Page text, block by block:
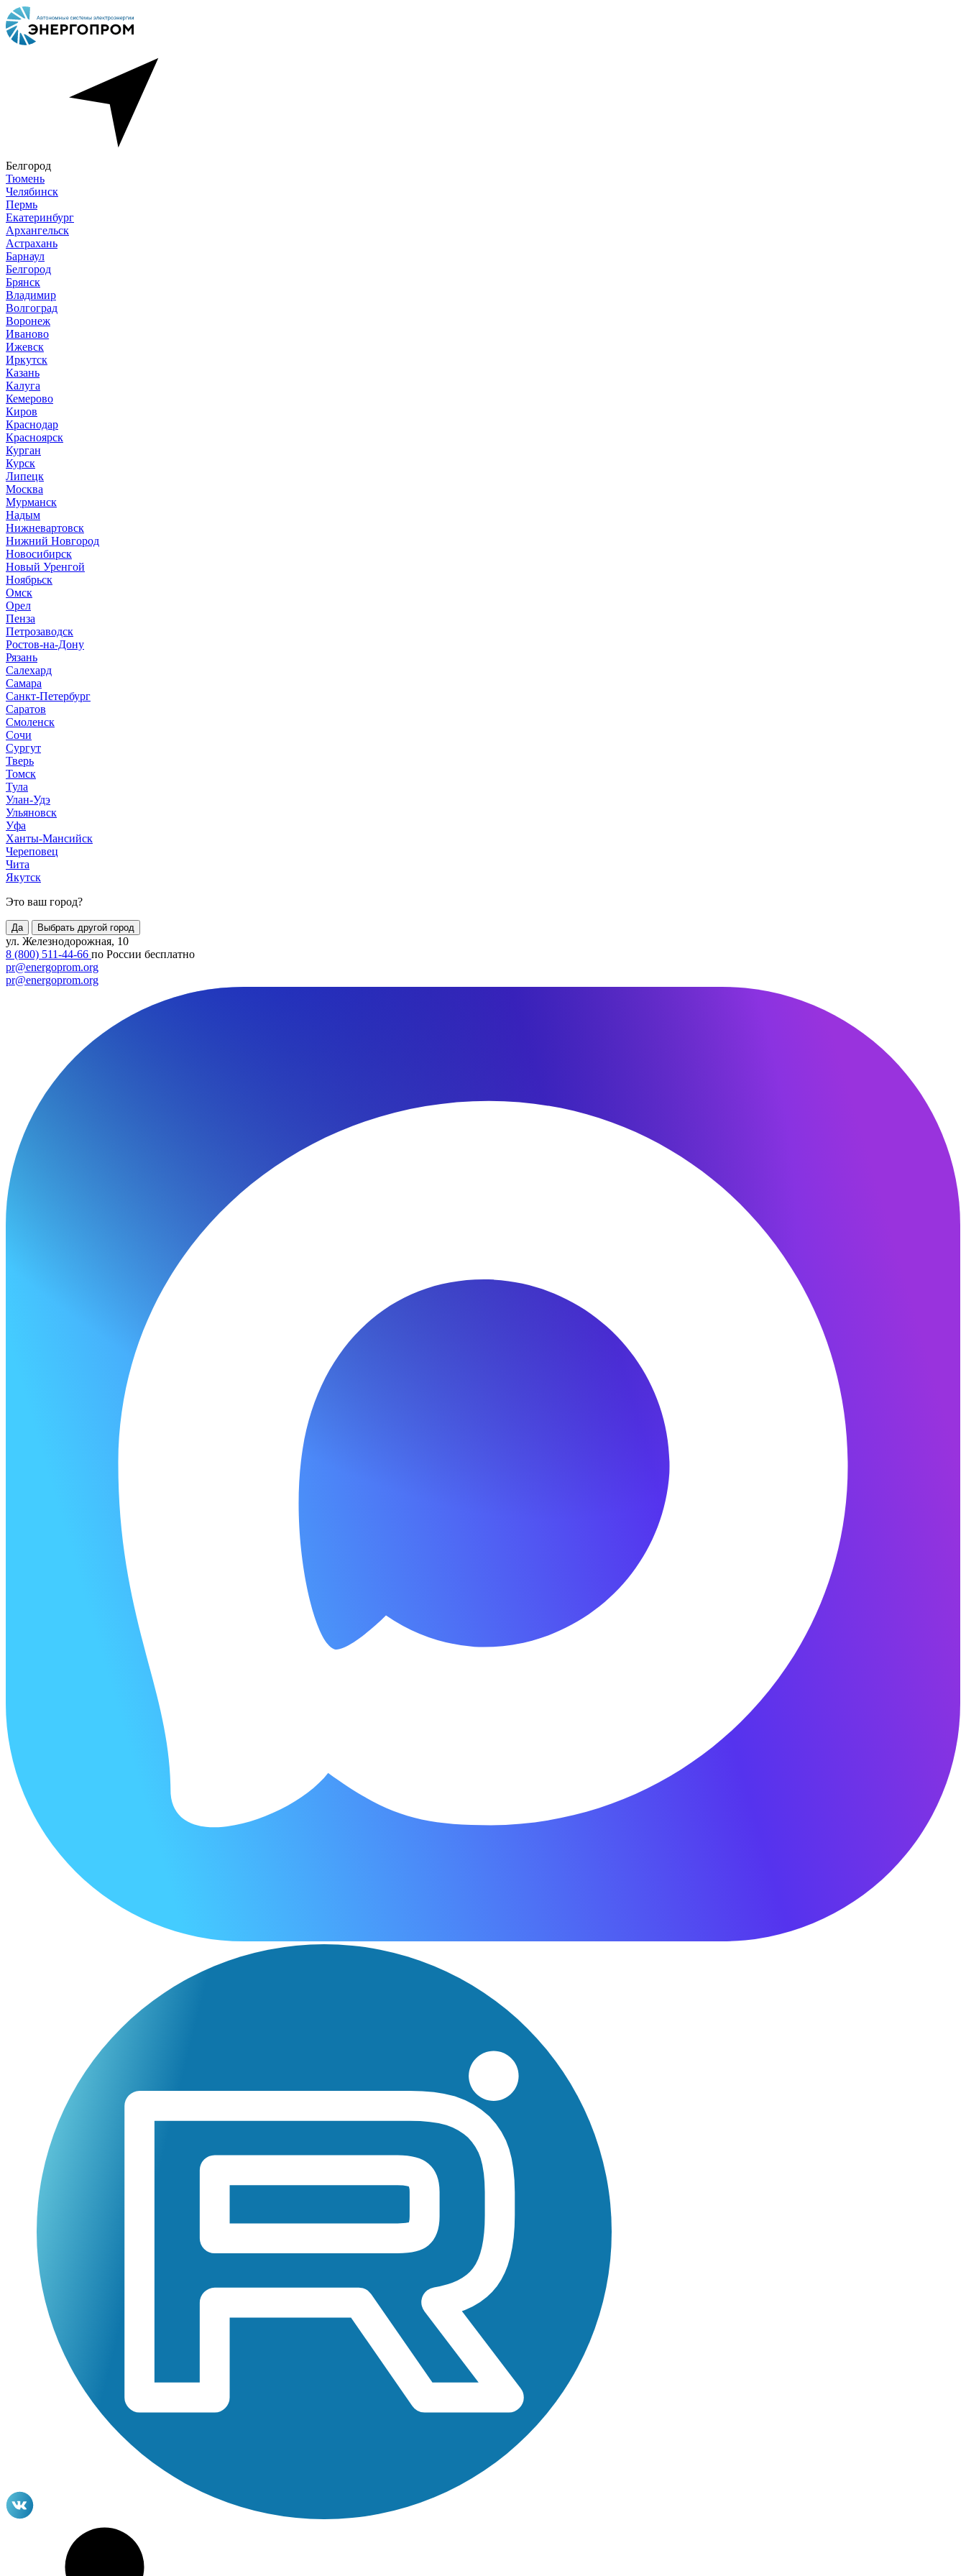
Белгород
Тюмень
Челябинск
Пермь
Екатеринбург
Архангельск
Астрахань
Барнаул
Белгород
Брянск
Владимир
Волгоград
Воронеж
Иваново
Ижевск
Иркутск
Казань
Калуга
Кемерово
Киров
Краснодар
Красноярск
Курган
Курск
Липецк
Москва
Мурманск
Надым
Нижневартовск
Нижний Новгород
Новосибирск
Новый Уренгой
Ноябрьск
Омск
Орел
Пенза
Петрозаводск
Ростов-на-Дону
Рязань
Салехард
Самара
Санкт-Петербург
Саратов
Смоленск
Сочи
Сургут
Тверь
Томск
Тула
Улан-Удэ
Ульяновск
Уфа
Ханты-Мансийск
Череповец
Чита
Якутск
Это ваш город?
Да Выбрать другой город
ул. Железнодорожная, 10
8 (800) 511-44-66 по России бесплатно
pr@energoprom.org
pr@energoprom.org